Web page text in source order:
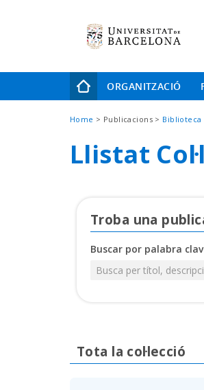
Navegació
principal
ORGANITZACIÓ
Fil
Home Publicacions Biblioteca
Llistat
Troba una
Buscar por palabra
Tota la col·lecció